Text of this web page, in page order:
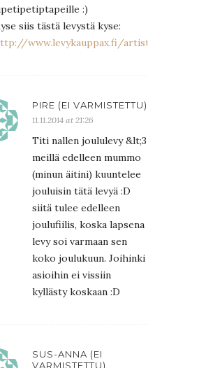
:)
siis tästä levystä kyse:
www.levykauppax.fi/artist/
PIRE (EI VARMISTETTU)
11.11.2014 at 21:26
Titi nallen joululevy &lt;3
meillä edelleen mummo
(minun äitini) kuuntelee
jouluisin tätä levyä :D
siitä tulee edelleen
joulufiilis, koska lapsena
levy soi varmaan sen
koko joulukuun. Joihinki
asioihin ei vissiin
kyllästy koskaan :D
SUS-ANNA (EI
VARMISTETTU)